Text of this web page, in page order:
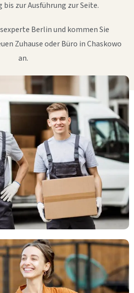
bis zur Ausführung zur Seite.
Berlin und kommen Sie
Zuhause oder Büro in Chaskowo
an.